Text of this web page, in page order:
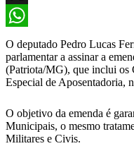
X
WhatsApp
O deputado Pedro Lucas
parlamentar a assinar a
(Patriota/MG), que inclui os
Especial de Aposentadoria,
O objetivo da emenda é
Municipais, o mesmo
Militares e Civis.